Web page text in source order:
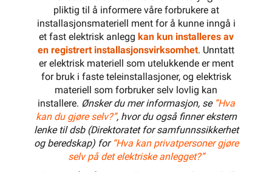
pliktig til å informere våre forbrukere at
installasjonsmateriell ment for å kunne inngå i
et fast elektrisk anlegg kan kun installeres av
en registrert installasjonsvirksomhet. Unntatt
er elektrisk materiell som utelukkende er ment
for bruk i faste teleinstallasjoner, og elektrisk
materiell som forbruker selv lovlig kan
installere. Ønsker du mer informasjon, se ”Hva
kan du gjøre selv?”, hvor du også finner ekstern
lenke til dsb (Direktoratet for samfunnssikkerhet
og beredskap) for “Hva kan privatpersoner gjøre
selv på det elektriske anlegget?”